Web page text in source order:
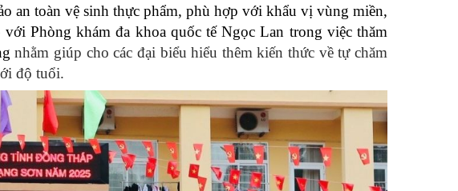
an toàn vệ sinh thực phẩm, phù hợp với khẩu vị vùng miền,
Phòng khám đa khoa quốc tế Ngọc Lan trong việc thăm
nhằm giúp cho các đại biểu hiểu thêm kiến thức về tự chăm
độ tuổi.